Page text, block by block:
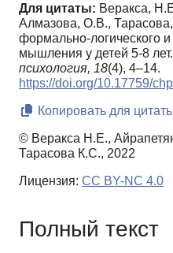
Для цитаты: Веракса,
Алмазова, О.В.,
формально-логического и
мышления у детей 5-8 лет.
психология, 18(4), 4–14.
https://doi.org/10.17759/
Копировать для
© Веракса Н.Е.,
Тарасова К.С., 2022
Лицензия: CC BY-NC 4.0
Полный текст